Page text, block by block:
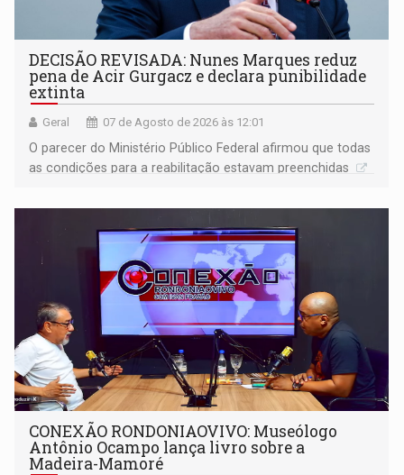
DECISÃO REVISADA: Nunes Marques reduz
pena de Acir Gurgacz e declara punibilidade
extinta
Geral 07 de Agosto de 2026 às 12:01
O parecer do Ministério Público Federal afirmou que todas
as condições para a reabilitação estavam preenchidas
CONEXÃO RONDONIAOVIVO: Museólogo
Antônio Ocampo lança livro sobre a
Madeira-Mamoré